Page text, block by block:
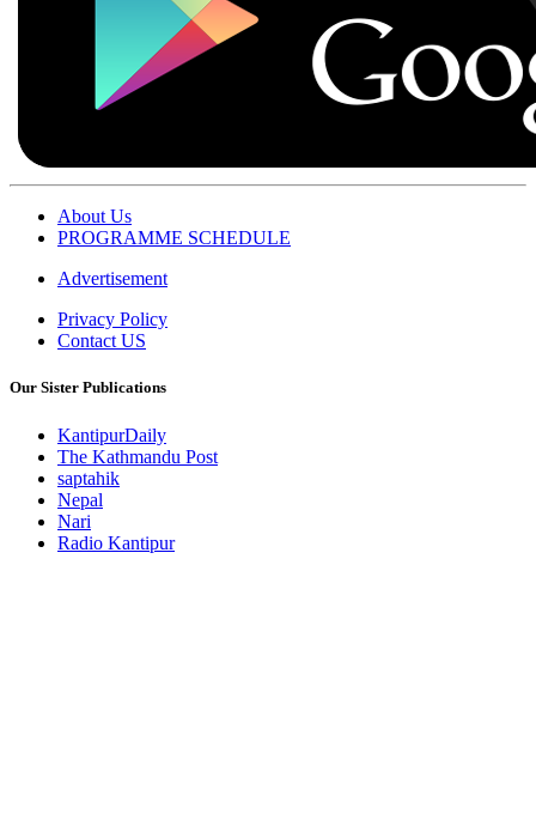
About Us
PROGRAMME SCHEDULE
Advertisement
Privacy Policy
Contact US
Our Sister Publications
KantipurDaily
The Kathmandu Post
saptahik
Nepal
Nari
Radio Kantipur